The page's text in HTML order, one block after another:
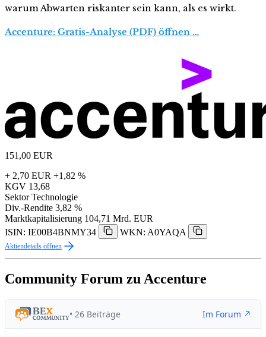
warum Abwarten riskanter sein kann, als es wirkt.
Accenture: Gratis-Analyse (PDF) öffnen …
151,00 EUR
+ 2,70 EUR +1,82 %
KGV 13,68
Sektor Technologie
Div.-Rendite 3,82 %
Marktkapitalisierung 104,71 Mrd. EUR
ISIN: IE00B4BNMY34
WKN: A0YAQA
Aktiendetails öffnen
Community Forum zu Accenture